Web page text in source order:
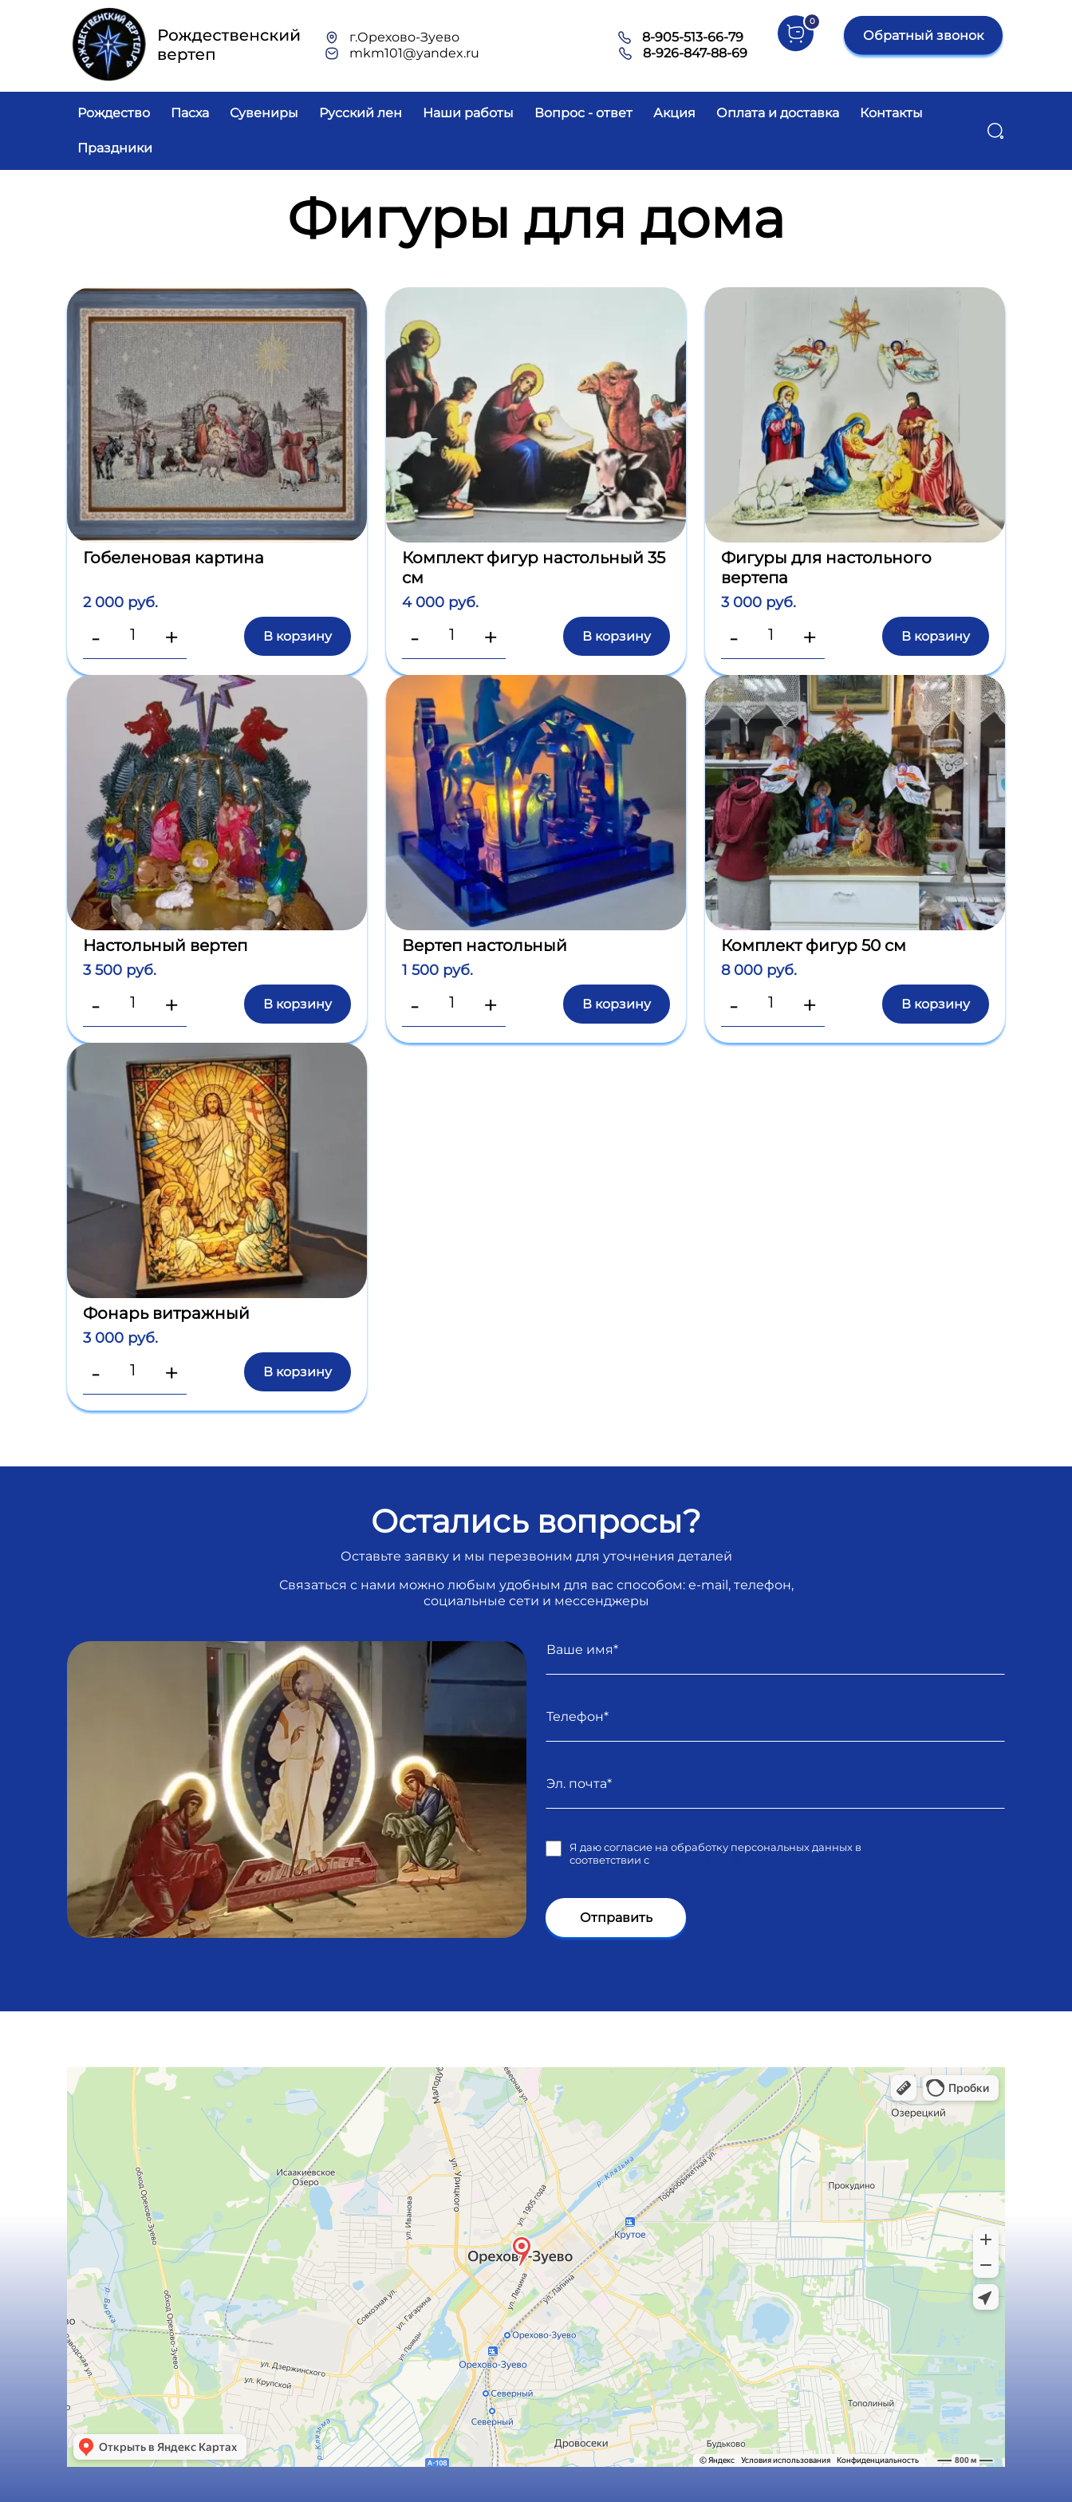
Перейти к основному содержанию
8-905-513-66-79
8-926-847-88-69
г.Орехово-Зуево
mkm101@yandex.ru
0
Обратный звонок
Рождество Пасха Сувениры Русский лен Наши работы Вопрос - ответ Акция Оплата и доставка Контакты
Праздники
Фигуры для дома
Гобеленовая картина
2 000 руб.
- + В корзину
Комплект фигур настольный 35
см
4 000 руб.
- + В корзину
Фигуры для настольного
вертепа
3 000 руб.
- + В корзину
Настольный вертеп
3 500 руб.
- + В корзину
Вертеп настольный
1 500 руб.
- + В корзину
Комплект фигур 50 см
8 000 руб.
- + В корзину
Фонарь витражный
3 000 руб.
- + В корзину
Остались вопросы?
Оставьте заявку и мы перезвоним для уточнения деталей
Связаться с нами можно любым удобным для вас способом: e-mail, телефон,
социальные сети и мессенджеры
Я даю согласие на обработку персональных данных в
соответствии с
Отправить